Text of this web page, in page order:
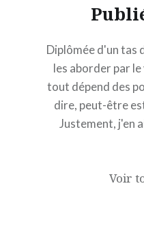
Diplômée d'un tas
les aborder par
tout dépend des
dire, peut-être
Justement, j'en
Voir